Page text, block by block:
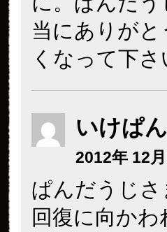
当にありが
くなって下さ
いけぱ
2012年 12
ぱんだうじ
回復に向か